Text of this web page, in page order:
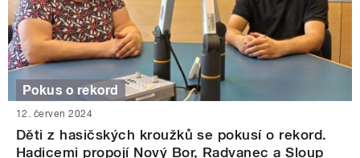
Pokus o rekord
12. červen 2024
Děti z hasičských kroužků se pokusí o rekord.
Hadicemi propojí Nový Bor, Radvanec a Sloup